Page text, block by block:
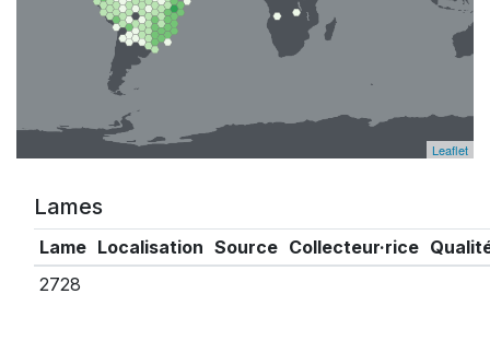
Leaflet
Lames
Lame Localisation Source Collecteur·rice
2728